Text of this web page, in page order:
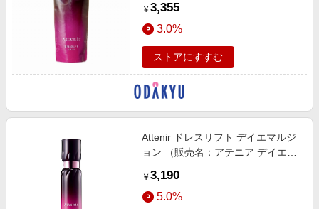
￥ 3,355
3.0%
ストアにすすむ
Attenir ドレスリフト デイエマルジ
ョン （販売名：アテニア デイエマ
￥ 3,190
5.0%